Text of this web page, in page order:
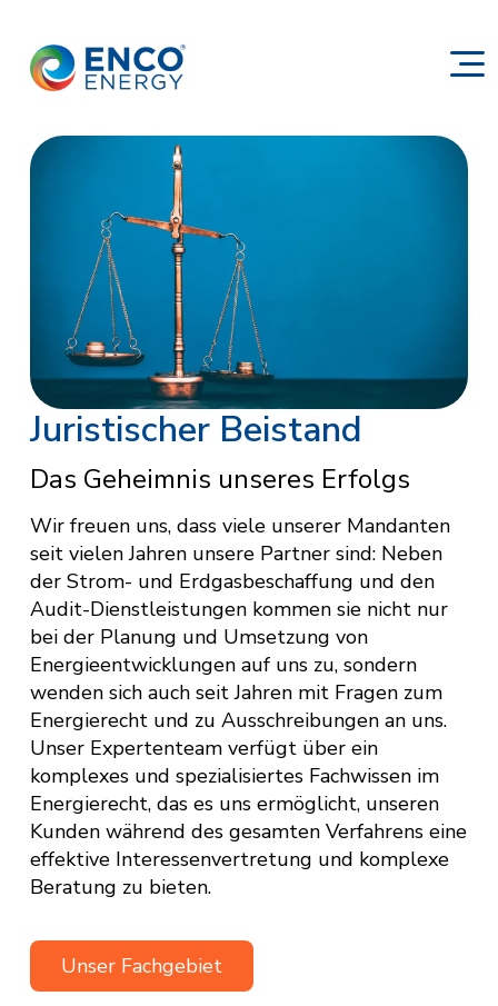
Juristischer Beistand
Das Geheimnis unseres Erfolgs
Wir freuen uns, dass viele unserer Mandanten
seit vielen Jahren unsere Partner sind: Neben
der Strom- und Erdgasbeschaffung und den
Audit-Dienstleistungen kommen sie nicht nur
bei der Planung und Umsetzung von
Energieentwicklungen auf uns zu, sondern
wenden sich auch seit Jahren mit Fragen zum
Energierecht und zu Ausschreibungen an uns.
Unser Expertenteam verfügt über ein
komplexes und spezialisiertes Fachwissen im
Energierecht, das es uns ermöglicht, unseren
Kunden während des gesamten Verfahrens eine
effektive Interessenvertretung und komplexe
Beratung zu bieten.
Unser Fachgebiet